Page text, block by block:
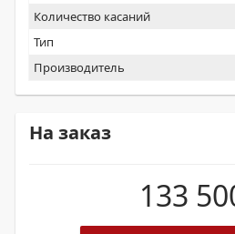
Количество касаний
Тип
Производитель
На заказ
133